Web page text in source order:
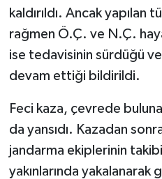
kaldırıldı. Ancak yapılan
rağmen Ö.Ç. ve N.Ç.
ise tedavisinin sürdüğü
devam ettiği bildirildi.
Feci kaza, çevrede
da yansıdı. Kazadan
jandarma ekiplerinin
yakınlarında yakalanarak